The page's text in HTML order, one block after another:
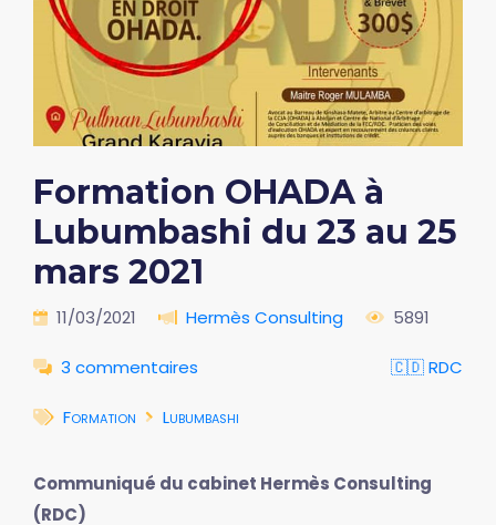
Formation OHADA à
Lubumbashi du 23 au 25
mars 2021
11/03/2021 Hermès Consulting 5891
3 commentaires 🇨🇩 RDC
Formation Lubumbashi
Communiqué du cabinet Hermès Consulting
(RDC)